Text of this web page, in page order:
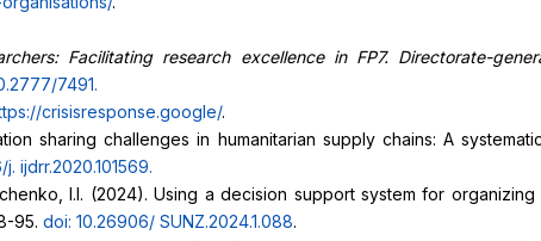
Facilitating research excellence in FP7. Directorate-
7491.
crisisresponse.google/.
sharing challenges in humanitarian supply chains: A
j. ijdrr.2020.101569.
I.I. (2024). Using a decision support system for organizing
95. doi: 10.26906/ SUNZ.2024.1.088.